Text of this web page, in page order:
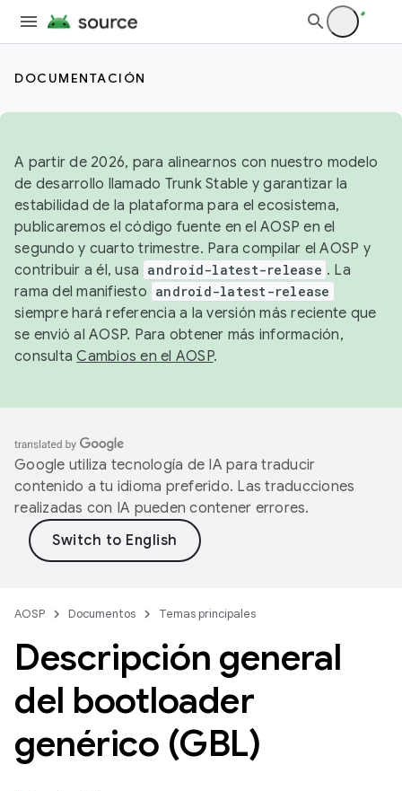
DOCUMENTACIÓN
A partir de 2026, para alinearnos con nuestro modelo
de desarrollo llamado Trunk Stable y garantizar la
estabilidad de la plataforma para el ecosistema,
publicaremos el código fuente en el AOSP en el
segundo y cuarto trimestre. Para compilar el AOSP y
contribuir a él, usa android-latest-release . La
rama del manifiesto android-latest-release
siempre hará referencia a la versión más reciente que
se envió al AOSP. Para obtener más información,
consultaCambios en el AOSP.
Google utiliza tecnología de IA para traducir
contenido a tu idioma preferido. Las traducciones
realizadas con IA pueden contener errores.
AOSP Documentos Temas principales
Descripción general
del bootloader
genérico (GBL)